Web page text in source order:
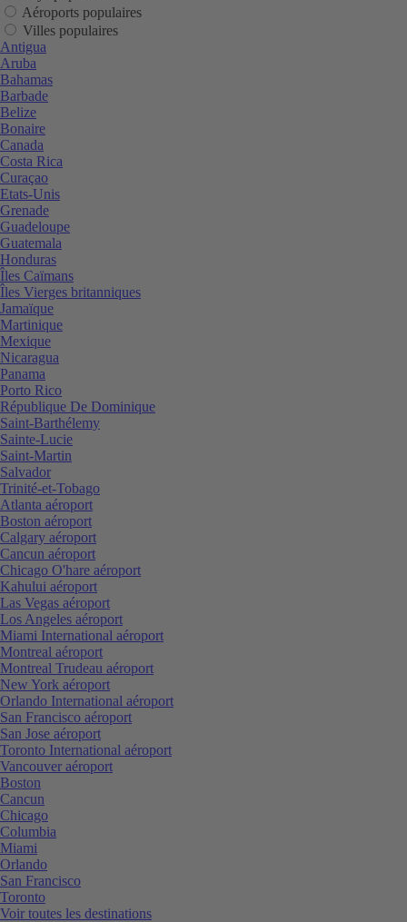
Aéroports populaires
Villes populaires
Antigua
Aruba
Bahamas
Barbade
Belize
Bonaire
Canada
Costa Rica
Curaçao
Etats-Unis
Grenade
Guadeloupe
Guatemala
Honduras
Îles Caïmans
Îles Vierges britanniques
Jamaïque
Martinique
Mexique
Nicaragua
Panama
Porto Rico
République De Dominique
Saint-Barthélemy
Sainte-Lucie
Saint-Martin
Salvador
Trinité-et-Tobago
Atlanta aéroport
Boston aéroport
Calgary aéroport
Cancun aéroport
Chicago O'hare aéroport
Kahului aéroport
Las Vegas aéroport
Los Angeles aéroport
Miami International aéroport
Montreal aéroport
Montreal Trudeau aéroport
New York aéroport
Orlando International aéroport
San Francisco aéroport
San Jose aéroport
Toronto International aéroport
Vancouver aéroport
Boston
Cancun
Chicago
Columbia
Miami
Orlando
San Francisco
Toronto
Voir toutes les destinations